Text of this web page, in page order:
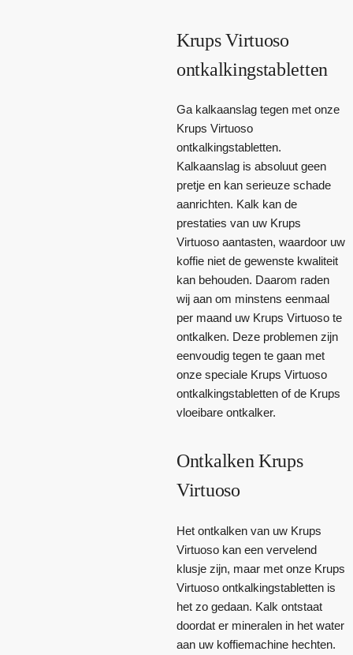
Krups Virtuoso
ontkalkingstabletten
Ga kalkaanslag tegen met onze
Krups Virtuoso
ontkalkingstabletten.
Kalkaanslag is absoluut geen
pretje en kan serieuze schade
aanrichten. Kalk kan de
prestaties van uw Krups
Virtuoso aantasten, waardoor uw
koffie niet de gewenste kwaliteit
kan behouden. Daarom raden
wij aan om minstens eenmaal
per maand uw Krups Virtuoso te
ontkalken. Deze problemen zijn
eenvoudig tegen te gaan met
onze speciale Krups Virtuoso
ontkalkingstabletten of de Krups
vloeibare ontkalker.
Ontkalken Krups
Virtuoso
Het ontkalken van uw Krups
Virtuoso kan een vervelend
klusje zijn, maar met onze Krups
Virtuoso ontkalkingstabletten is
het zo gedaan. Kalk ontstaat
doordat er mineralen in het water
aan uw koffiemachine hechten.